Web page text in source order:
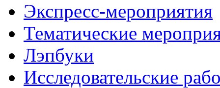
Экспресс-мероприятия
Тематические
Лэпбуки
Исследовательские